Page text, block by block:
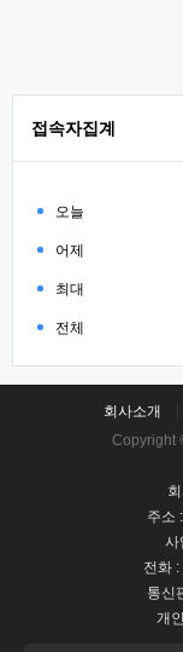
접속자집계
오늘
어제
최대
전체
회사소개
Copyright
주소
사
전화
통신
개